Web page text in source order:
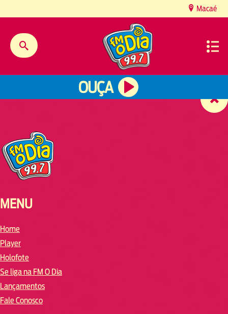
Macaé
OUÇA
MENU
Home
Player
Holofote
Se liga na FM O Dia
Lançamentos
Fale Conosco